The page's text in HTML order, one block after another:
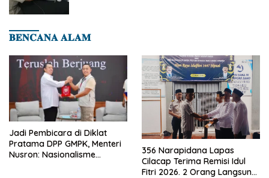
𝐁𝐄𝐍𝐂𝐀𝐍𝐀 𝐀𝐋𝐀𝐌
Jadi Pembicara di Diklat
Pratama DPP GMPK, Menteri
Nusron: Nasionalisme
356 Narapidana Lapas
Cilacap Terima Remisi Idul
Fitri 2026. 2 Orang Langsung